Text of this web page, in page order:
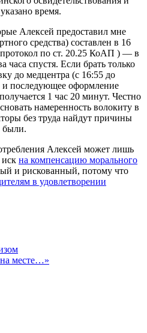
время.
Алексей предоставил мне
средства) составлен в 16
по ст. 20.25 КоАП ) — в
часа спустя. Если брать только
до медцентра (с 16:55 до
и последующее оформление
1 час 20 минут. Честно
намеренность волокиту в
без труда найдут причины
были.
Алексей может лишь
иск на компенсацию морального
и рискованный, потому что
в удовлетворении
месте…»